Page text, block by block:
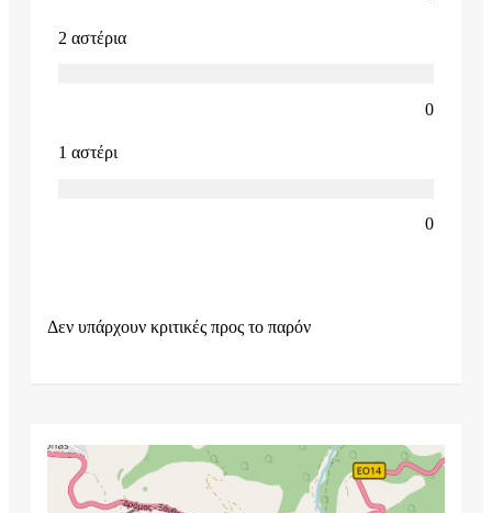
2 αστέρια
0
1 αστέρι
0
Δεν υπάρχουν κριτικές προς το παρόν